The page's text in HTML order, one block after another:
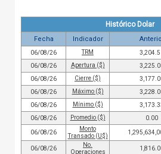
Histórico Dolar
Fecha Indicador
06/08/26 TRM
06/08/26
Apertura ($)
06/08/26
Cierre ($)
06/08/26
Máximo ($)
06/08/26
Mínimo ($)
06/08/26
Promedio ($) 0.00
06/08/26
Monto
Transado (U$)
06/08/26
No.
Operaciones